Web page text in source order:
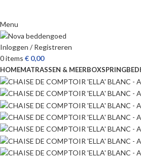
Menu
Inloggen / Registreren
0items € 0,00
HOMEMATRASSEN & MEERBOXSPRINGBED